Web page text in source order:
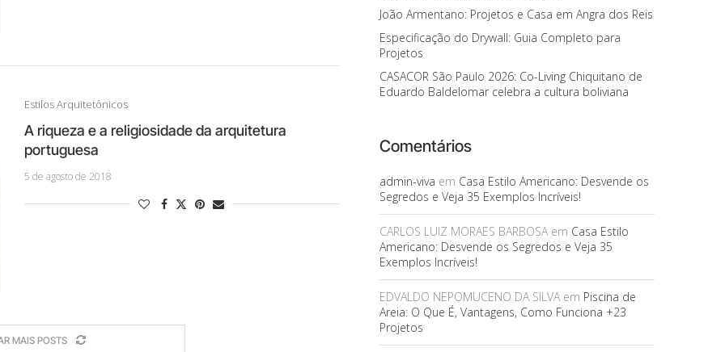
Estilos Arquitetônicos
A riqueza e a religiosidade da arquitetura
portuguesa
5 de agosto de 2018
MAIS POSTS
João Armentano: Projetos e Casa em Angra dos Reis
Especificação do Drywall: Guia Completo para
Projetos
CASACOR São Paulo 2026: Co-Living Chiquitano de
Eduardo Baldelomar celebra a cultura boliviana
Comentários
admin-viva em Casa Estilo Americano: Desvende os
Segredos e Veja 35 Exemplos Incríveis!
CARLOS LUIZ MORAES BARBOSAem Casa Estilo
Americano: Desvende os Segredos e Veja 35
Exemplos Incríveis!
EDVALDO NEPOMUCENO DA SILVAem Piscina de
Areia: O Que É, Vantagens, Como Funciona +23
Projetos